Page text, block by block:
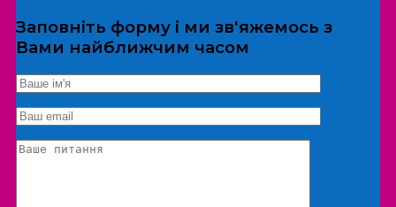
*Дані не передаються третім особам
Екскурсія/локація
Заповніть форму і ми зв'яжемось з
Вами найближчим часом